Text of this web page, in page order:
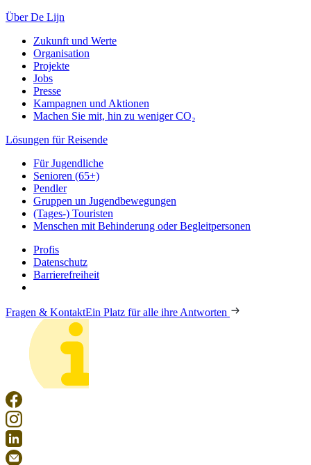
Über De Lijn
Zukunft und Werte
Organisation
Projekte
Jobs
Presse
Kampagnen und Aktionen
Machen Sie mit, hin zu weniger CO₂
Lösungen für Reisende
Für Jugendliche
Senioren (65+)
Pendler
Gruppen un Jugendbewegungen
(Tages-) Touristen
Menschen mit Behinderung oder Begleitpersonen
Profis
Datenschutz
Barrierefreiheit
Fragen & KontaktEin Platz für alle ihre Antworten